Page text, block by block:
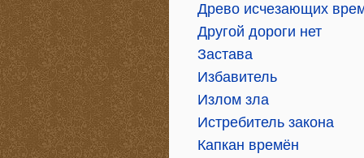
Древо исчезающих
Другой дороги нет
Застава
Избавитель
Излом зла
Истребитель закона
Капкан времён